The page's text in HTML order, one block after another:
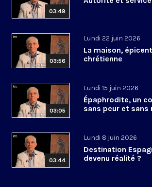
03:49
03:56
Lundi 22 juin 2026
La maison,
chrétienne
03:05
Lundi 15 juin 2026
Épaphrodite, un
sans peur et sans
03:44
Lundi 8 juin 2026
Destination
devenu réalité ?